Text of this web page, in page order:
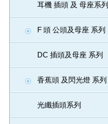
耳機 插頭 及 母座系列
F 頭 公頭及母座 系列
DC 插頭及母座 系列
香蕉頭 及閃光燈 系列
光纖插頭系列